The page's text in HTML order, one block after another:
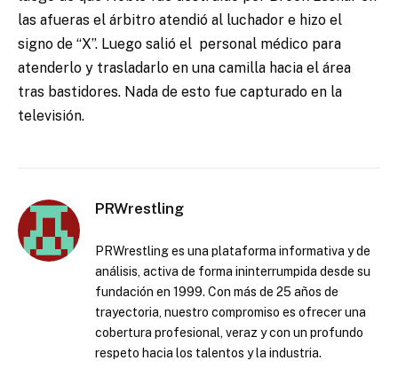
las afueras el árbitro atendió al luchador e hizo el
signo de “X”. Luego salió el personal médico para
atenderlo y trasladarlo en una camilla hacia el área
tras bastidores. Nada de esto fue capturado en la
televisión.
PRWrestling
PRWrestling es una plataforma informativa y de
análisis, activa de forma ininterrumpida desde su
fundación en 1999. Con más de 25 años de
trayectoria, nuestro compromiso es ofrecer una
cobertura profesional, veraz y con un profundo
respeto hacia los talentos y la industria.